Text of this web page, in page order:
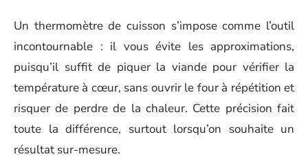
Un thermomètre de cuisson s’impose comme l’outil
incontournable : il vous évite les approximations,
puisqu’il suffit de piquer la viande pour vérifier la
température à cœur, sans ouvrir le four à répétition et
risquer de perdre de la chaleur. Cette précision fait
toute la différence, surtout lorsqu’on souhaite un
résultat sur-mesure.